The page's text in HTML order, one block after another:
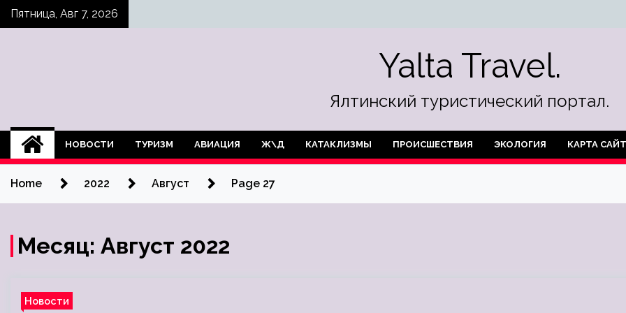
SkipПятница, Авг 7, 2026
Yalta Travel.
Ялтинский туристический портал.
НОВОСТИ ТУРИЗМ АВИАЦИЯ Ж\Д КАТАКЛИЗМЫ ПРОИСШЕСТВИЯ ЭКОЛОГИЯ КАРТА
Home 2022 Август Page 27
Месяц: Август 2022
Новости